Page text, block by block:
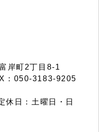
岸町2丁目 8-1
：050-3183-9205
日：土曜日・日